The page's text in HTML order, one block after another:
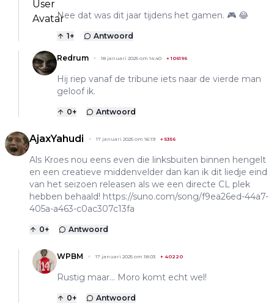
Nee dat was dit jaar tijdens het gamen. 🎮 😂
1+ Antwoord
Redrum 18 januari 2025 om 14:40 +106196
Hij riep vanaf de tribune iets naar de vierde man
geloof ik.
0+ Antwoord
AjaxYahudi 17 januari 2025 om 16:19 + 5356
Als Kroes nou eens even die linksbuiten binnen hengelt
en een creatieve middenvelder dan kan ik dit liedje eind
van het seizoen releasen als we een directe CL plek
hebben behaald! https://suno.com/song/f9ea26ed-44a7-
405a-a463-c0ac307c13fa
0+ Antwoord
WPBM 17 januari 2025 om 18:03 + 40220
Rustig maar… Moro komt echt wel!
0+ Antwoord